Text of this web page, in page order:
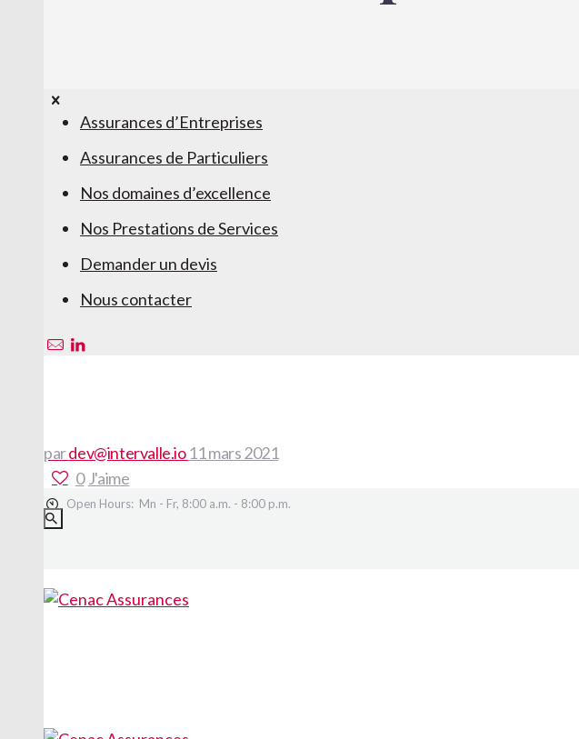
Assurances d’Entreprises
Assurances de Particuliers
Nos domaines d’excellence
Nos Prestations de Services
Demander un devis
Nous contacter
pardev@intervalle.io11 mars 2021
0 J'aime
Open Hours: Mn - Fr, 8:00 a.m. - 8:00 p.m.